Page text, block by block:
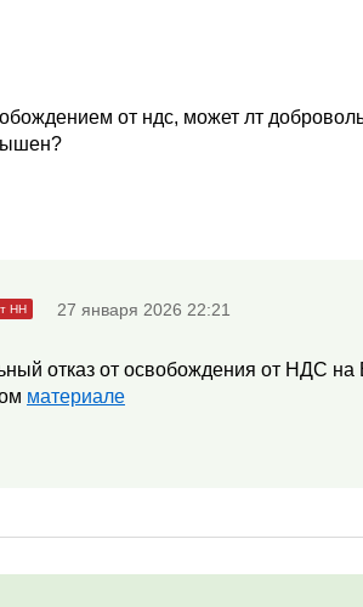
от ндс, может лт
27 января 2026 22:21
отказ от освобождения от НДС
материале